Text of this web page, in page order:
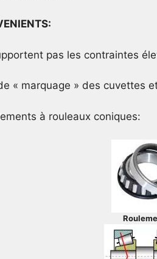
pas les contraintes
« marquage » des cuvettes
à rouleaux coniques: